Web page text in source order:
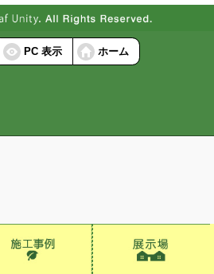
PC 表示 ホーム